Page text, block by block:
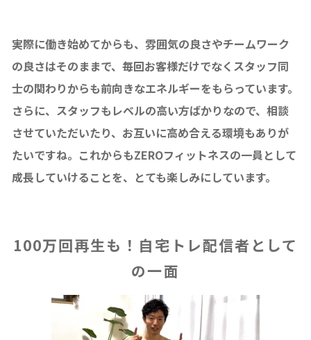
実際に働き始めてからも、雰囲気の良さやチームワーク
の良さはそのままで、毎回お客様だけでなくスタッフ同
士の関わりからも前向きなエネルギーをもらっています。
さらに、スタッフもレベルの高い方ばかりなので、相談
させていただいたり、お互いに高め合える環境もありが
たいですね。これからもZEROフィットネスの一員として
成長していけることを、とても楽しみにしています。
100万回再生も！自宅トレ配信者として
の一面